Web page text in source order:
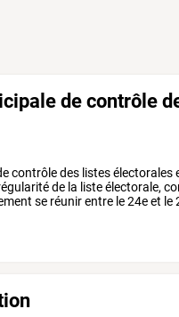
de contrôle
contrôledes listesélectorales
de la listeélectorale,
se réunirentre le24eet le